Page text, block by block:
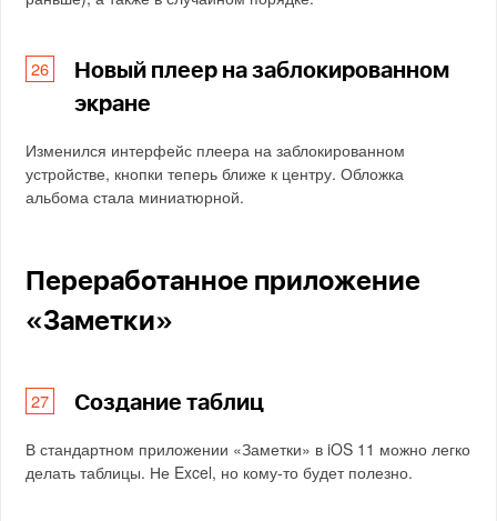
Новый плеер на заблокированном
экране
Изменился интерфейс плеера на заблокированном
устройстве, кнопки теперь ближе к центру. Обложка
альбома стала миниатюрной.
Переработанное приложение
«Заметки»
Создание таблиц
В стандартном приложении «Заметки» в iOS 11 можно легко
делать таблицы. Не Excel, но кому-то будет полезно.